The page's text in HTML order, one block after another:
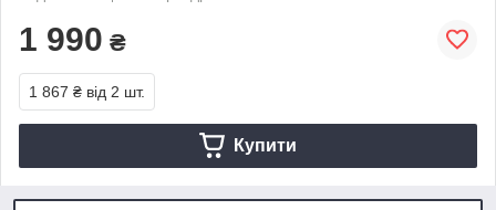
1 990 ₴
1 867 ₴ від 2 шт.
Купити